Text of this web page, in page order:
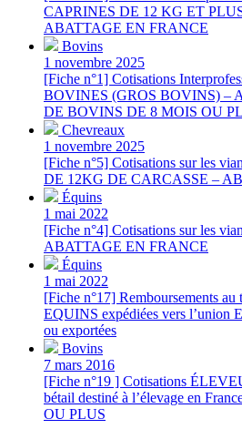
CAPRINES DE 12 KG ET
ABATTAGE EN FRANCE
Bovins
1 novembre 2025
[Fiche n°1] Cotisations
BOVINES (GROS BOVINS) –
DE BOVINS DE 8 MOIS OU
Chevreaux
1 novembre 2025
[Fiche n°5] Cotisations sur les
DE 12KG DE CARCASSE –
Équins
1 mai 2022
[Fiche n°4] Cotisations sur les
ABATTAGE EN FRANCE
Équins
1 mai 2022
[Fiche n°17] Remboursements au
EQUINS expédiées vers l’union
ou exportées
Bovins
7 mars 2016
[Fiche n°19 ] Cotisations
bétail destiné à l’élevage en
OU PLUS